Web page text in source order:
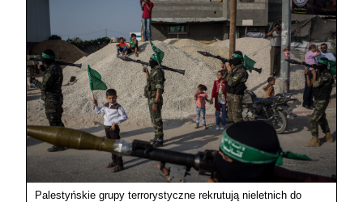
Palestyńskie grupy terrorystyczne rekrutują nieletnich do